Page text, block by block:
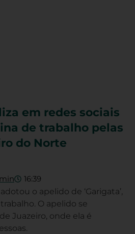
em redes sociais
de trabalho pelas
do Norte
16:39
o apelido de ‘Garigata’,
O apelido se
Juazeiro, onde ela é